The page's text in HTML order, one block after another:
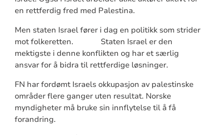
en rettferdig fred med Palestina.
Men staten Israel fører i dag en politikk som strider
mot folkeretten. Staten Israel er den
mektigste i denne konflikten og har et særlig
ansvar for å bidra til rettferdige løsninger.
FN har fordømt Israels okkupasjon av palestinske
områder flere ganger uten resultat. Norske
myndigheter må bruke sin innflytelse til å få
forandring.